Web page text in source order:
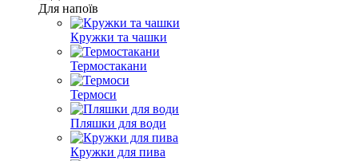
Для напоїв
Кружки та чашки
Термостакани
Термоси
Пляшки для води
Кружки для пива